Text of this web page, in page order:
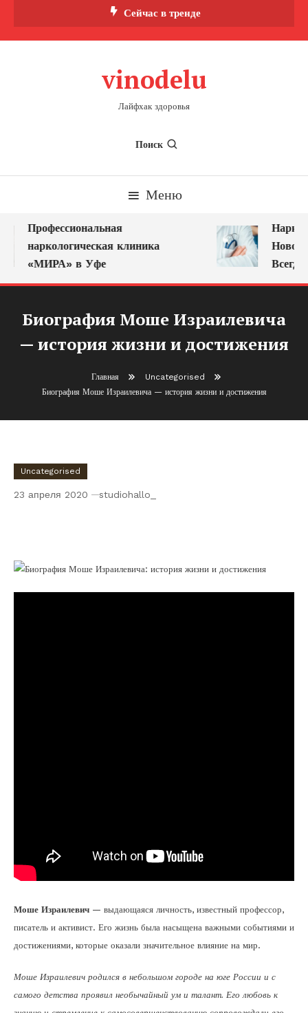
Сейчас в тренде
vinodelu
Лайфхак здоровья
Поиск
Меню
Профессиональная
наркологическая клиника
«МИРА» в Уфе
Всегда
Биография Моше Израилевича
— история жизни и достижения
Главная
Uncategorised
Биография Моше Израилевича — история жизни и достижения
Uncategorised
23 апреля 2020 studiohallo_
Моше Израилевич — выдающаяся личность, известный профессор,
писатель и активист. Его жизнь была насыщена важными событиями и
достижениями, которые оказали значительное влияние на мир.
Моше Израилевич родился в небольшом городе на юге России и с
самого детства проявил необычайный ум и талант. Его любовь к